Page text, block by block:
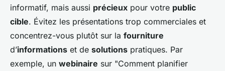
informatif, mais aussi précieux pour votre public
cible. Évitez les présentations trop commerciales et
concentrez-vous plutôt sur la fourniture
d’informations et de solutions pratiques. Par
exemple, un webinaire sur "Comment planifier